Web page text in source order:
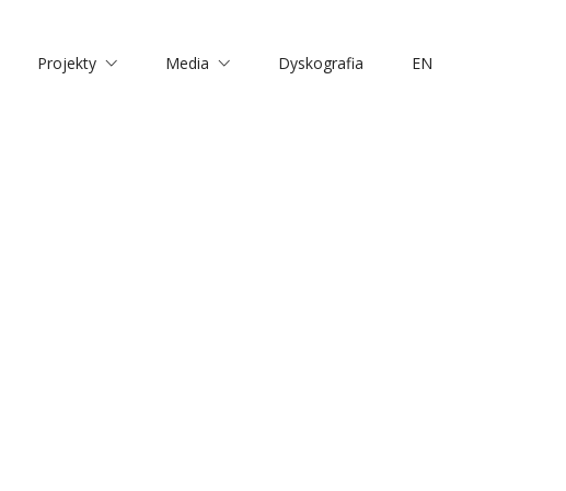
Projekty Media Dyskografia EN